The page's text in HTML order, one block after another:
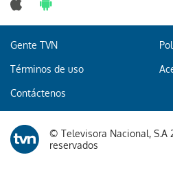
Gente TVN
Términos de uso
Contáctenos
© Televisora Nacional, S.A
reservados